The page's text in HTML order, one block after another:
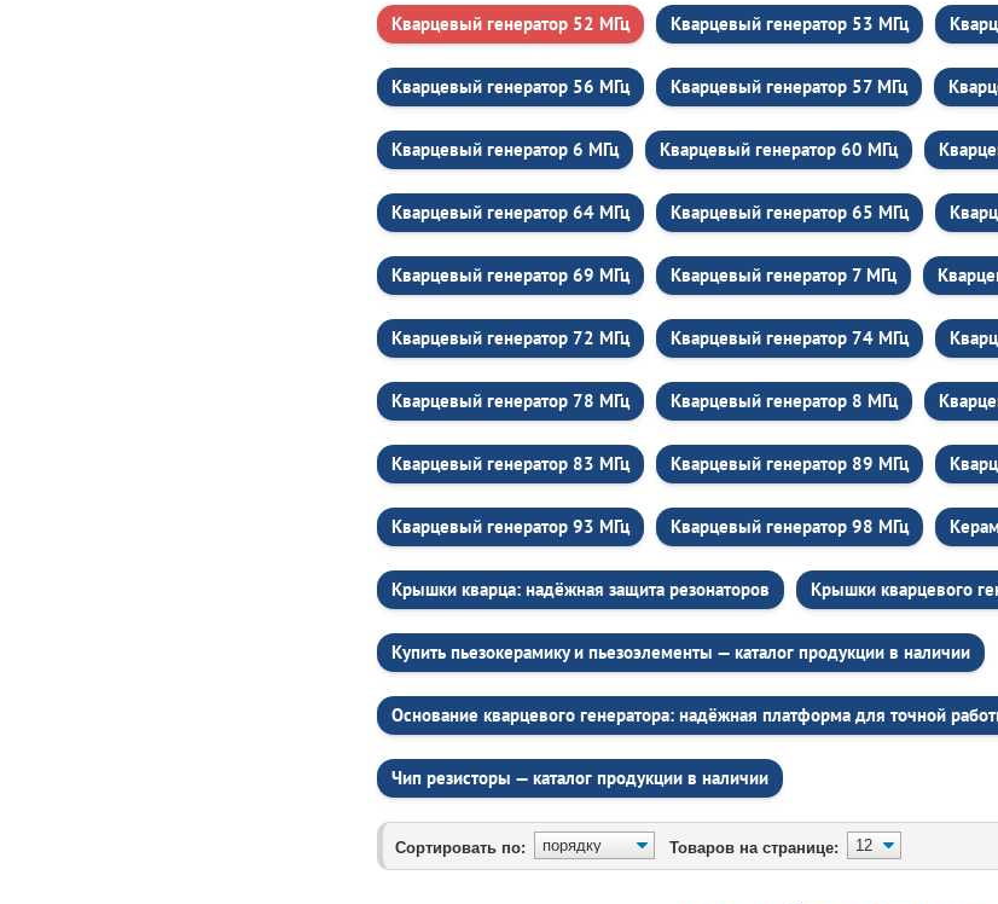
Кварцевый генератор 52 МГц Кварцевый генератор 53 МГц
Кварцевый генератор 56 МГц Кварцевый генератор 57 МГц
Кварцевый генератор 6 МГц Кварцевый генератор 60 МГц
Кварцевый генератор 64 МГц Кварцевый генератор 65 МГц
Кварцевый генератор 69 МГц Кварцевый генератор 7 МГц
Кварцевый генератор 72 МГц Кварцевый генератор 74 МГц
Кварцевый генератор 78 МГц Кварцевый генератор 8 МГц
Кварцевый генератор 83 МГц Кварцевый генератор 89 МГц
Кварцевый генератор 93 МГц Кварцевый генератор 98 МГц
Крышки кварца: надёжная защита резонаторов Крышки кварцевого
Купить пьезокерамику и пьезоэлементы — каталог продукции в наличии
Основание кварцевого генератора: надёжная платформа для точной
Чип резисторы — каталог продукции в наличии
Сортировать по: Товаров на странице: